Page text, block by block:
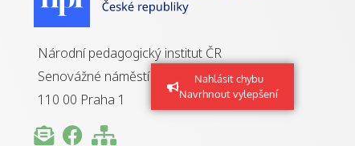
Nahlásit chybu
Navrhnout vylepšení
Národní pedagogický institut ČR
Senovážné náměstí 25
110 00 Praha 1